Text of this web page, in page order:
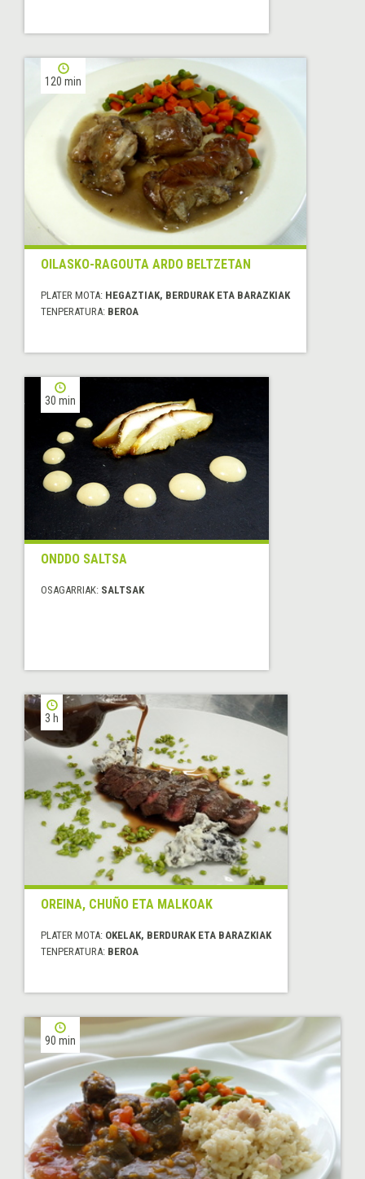
120 min
OILASKO-RAGOUTA ARDO BELTZETAN
PLATER MOTA: HEGAZTIAK, BERDURAK ETA BARAZKIAK
TENPERATURA: BEROA
30 min
ONDDO SALTSA
OSAGARRIAK: SALTSAK
3 h
OREINA, CHUÑO ETA MALKOAK
PLATER MOTA: OKELAK, BERDURAK ETA BARAZKIAK
TENPERATURA: BEROA
90 min